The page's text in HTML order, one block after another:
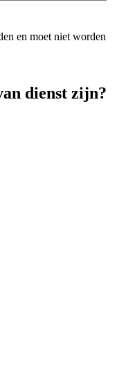
en moet niet worden
dienst zijn?